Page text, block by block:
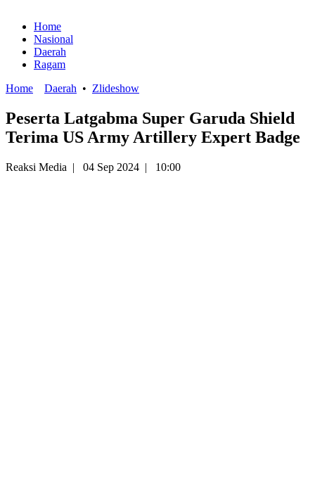
Home
Nasional
Daerah
Ragam
Home
Daerah • Zlideshow
Peserta Latgabma Super Garuda Shield
Terima US Army Artillery Expert Badge
Reaksi Media | 04 Sep 2024 | 10:00